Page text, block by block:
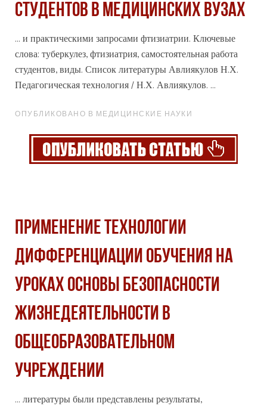
СТУДЕНТОВ В МЕДИЦИНСКИХ ВУЗАХ
... и практическими запросами фтизиатрии. Ключевые
слова: туберкулез, фтизиатрия, самостоятельная работа
студентов, виды. Список литературы Авлиякулов Н.Х.
Педагогическая технология / Н.Х. Авлиякулов. ...
ОПУБЛИКОВАНО В МЕДИЦИНСКИЕ НАУКИ
ПРИМЕНЕНИЕ ТЕХНОЛОГИИ
ДИФФЕРЕНЦИАЦИИ ОБУЧЕНИЯ НА
УРОКАХ ОСНОВЫ БЕЗОПАСНОСТИ
ЖИЗНЕДЕЯТЕЛЬНОСТИ В
ОБЩЕОБРАЗОВАТЕЛЬНОМ
УЧРЕЖДЕНИИ
... литературы были представлены результаты,